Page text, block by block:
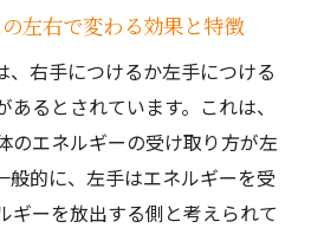
ーストーンブレスのコツ
なパワーストーンの選び方
ブレスで叶える目的別活用
合うパワーストーンブレス
左右で変わる効果と特徴
、右手につけるか左手につける
るとされています。これは、
のエネルギーの受け取り方が左
般的に、左手はエネルギーを受
ギーを放出する側と考えられて